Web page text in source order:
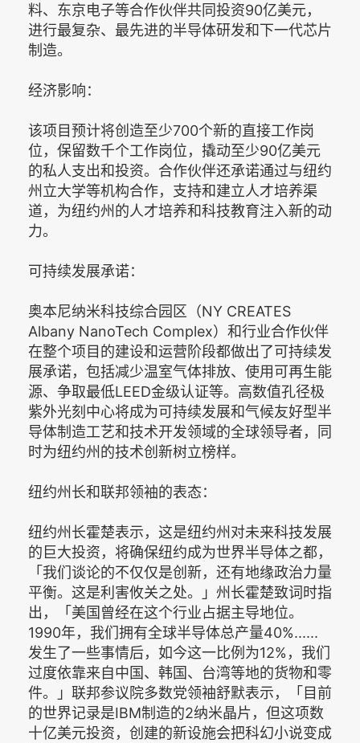
料、东京电子等合作伙伴共同投资90亿美元，
进行最复杂、最先进的半导体研发和下一代芯片
制造。
经济影响：
该项目预计将创造至少700个新的直接工作岗
位，保留数千个工作岗位，撬动至少90亿美元
的私人支出和投资。合作伙伴还承诺通过与纽约
州立大学等机构合作，支持和建立人才培养渠
道，为纽约州的人才培养和科技教育注入新的动
力。
可持续发展承诺：
奥本尼纳米科技综合园区（NY CREATES
Albany NanoTech Complex）和行业合作伙伴
在整个项目的建设和运营阶段都做出了可持续发
展承诺，包括减少温室气体排放、使用可再生能
源、争取最低LEED金级认证等。高数值孔径极
紫外光刻中心将成为可持续发展和气候友好型半
导体制造工艺和技术开发领域的全球领导者，同
时为纽约州的技术创新树立榜样。
纽约州长和联邦领袖的表态：
纽约州长霍楚表示，这是纽约州对未来科技发展
的巨大投资，将确保纽约成为世界半导体之都，
「我们谈论的不仅仅是创新，还有地缘政治力量
平衡。这是利害攸关之处。」州长霍楚致词时指
出，「美国曾经在这个行业占据主导地位。
1990年，我们拥有全球半导体总产量40%......
发生了一些事情后，如今这一比例为12%，我们
过度依靠来自中国、韩国、台湾等地的货物和零
件。」联邦参议院多数党领袖舒默表示，「目前
的世界记录是IBM制造的2纳米晶片，但这项数
十亿美元投资，创建的新设施会把科幻小说变成